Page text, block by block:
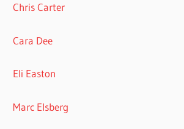
Chris Carter
Cara Dee
Eli Easton
Marc Elsberg